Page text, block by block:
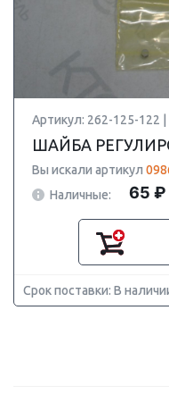
Артикул: 262-125-122 |
ШАЙБА
Вы искали артикул
Наличные:
65 ₽
Срок поставки: В